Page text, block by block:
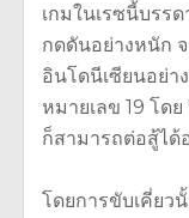
เกมในเรซนี้บรร
กดดันอย่างหนัก
อินโดนีเซียนอย่า
หมายเลข 19 โด
ก็สามารถต่อสู้ได้
โดยการขับเคี่ยว